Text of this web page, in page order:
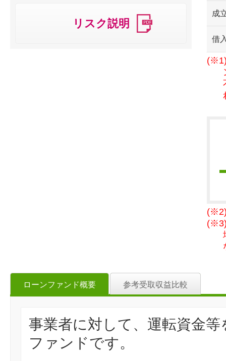
リスク説明
成
借
(※1)
(※2)
(※3)
ローンファンド概要 参考受取収益比較
事業者に対して、運転資金
ファンドです。